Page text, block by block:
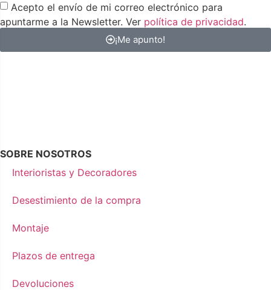
Acepto el envío de mi correo electrónico para
apuntarme a la Newsletter. Ver política de privacidad.
¡Me apunto!
SOBRE NOSOTROS
Interioristas y Decoradores
Desestimiento de la compra
Montaje
Plazos de entrega
Devoluciones